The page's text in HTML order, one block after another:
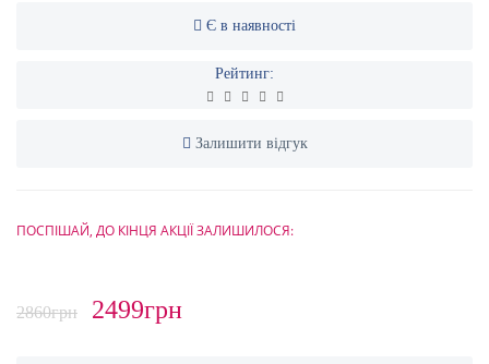
Є в наявності
Рейтинг:
Залишити відгук
ПОСПІШАЙ, ДО КІНЦЯ АКЦІЇ ЗАЛИШИЛОСЯ:
2860грн 2499грн